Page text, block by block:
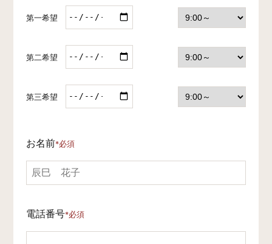
第一希望
第二希望
第三希望
お名前*必須
電話番号*必須